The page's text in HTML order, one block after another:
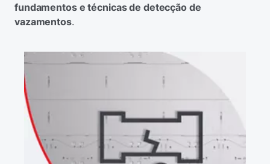
fundamentos e técnicas de detecção de
vazamentos.